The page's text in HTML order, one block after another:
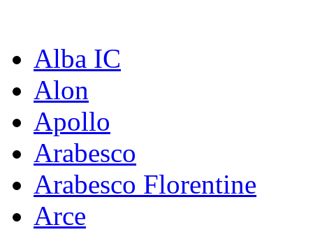
Alba IC
Alon
Apollo
Arabesco
Arabesco Florentine
Arce